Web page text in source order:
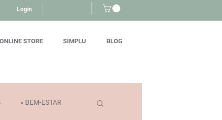
Login
ONLINE STORE SIMPLU BLOG
» BEM-ESTAR